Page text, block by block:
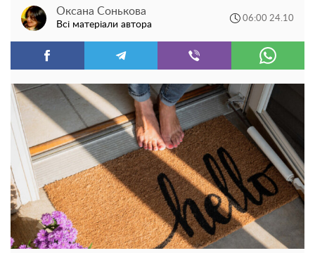
Оксана Сонькова
Всі матеріали автора
06:00 24.10